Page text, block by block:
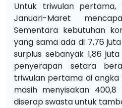
Untuk triwulan
Januari-Maret
Sementara kebutuhan
yang sama ada di 7,76
surplus sebanyak 1,86
penyerapan setara
triwulan pertama di angka
masih menyisakan
diserap swasta untuk